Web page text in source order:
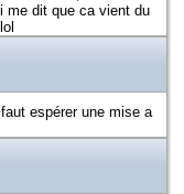
me dit que ca vient du
espérer une mise a